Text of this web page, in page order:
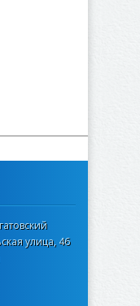
улица, 46